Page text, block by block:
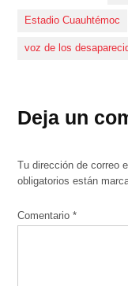
Estadio Cuauhtémoc
voz de los
Deja un
Tu dirección de correo
obligatorios están
Comentario*